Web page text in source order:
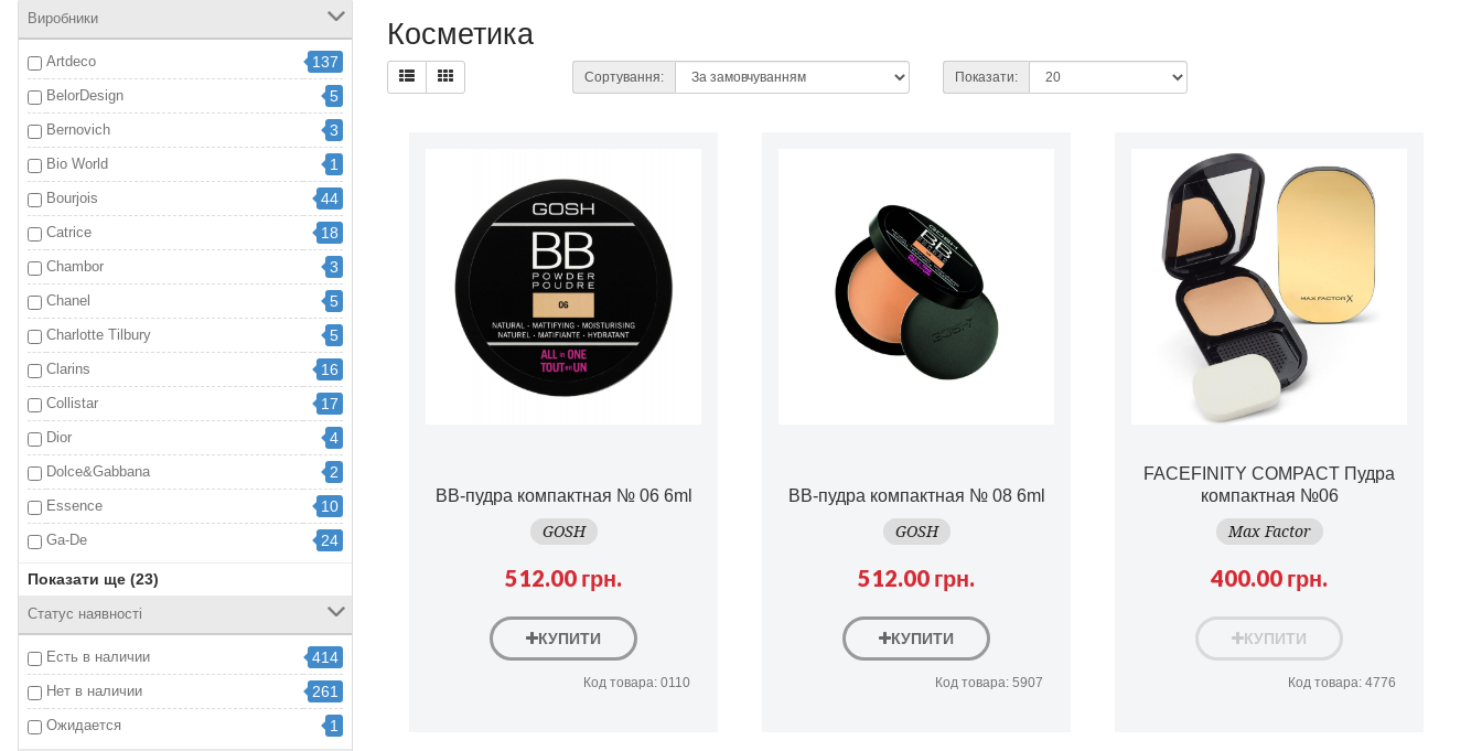
Виробники
Artdeco 137
BelorDesign 5
Bernovich 3
Bio World 1
Bourjois 44
Catrice 18
Chambor 3
Chanel 5
Charlotte Tilbury 5
Clarins 16
Collistar 17
Dior 4
Dolce&Gabbana 2
Essence 10
Ga-De 24
Givenchy
GOSH 6
8
ISADORA 73
L'oreal 8
Показати ще (23)
Статус наявності
Есть в наличии 414
Нет в наличии 261
Ожидается 1
Косметика
Сортування: Показати:
BB-пудра компактная № 06 6ml
GOSH
512.00 грн.
КУПИТИ
Код товара: 0110
BB-пудра компактная № 08 6ml
GOSH
512.00 грн.
КУПИТИ
Код товара: 5907
FACEFINITY COMPACT Пудра
компактная №06
Max Factor
400.00 грн.
КУПИТИ
Код товара: 4776